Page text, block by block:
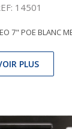
14501
7" POE BLANC
PLUS